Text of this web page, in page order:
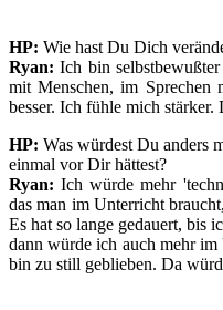
HP: Wie hast Du Dich
Ryan: Ich bin
mit Menschen, im Sprechen
besser. Ich fühle mich stärker.
HP: Was würdest Du anders
einmal vor Dir hättest?
Ryan: Ich würde mehr
das man im Unterricht
Es hat so lange gedauert, bis
dann würde ich auch mehr
bin zu still geblieben. Da